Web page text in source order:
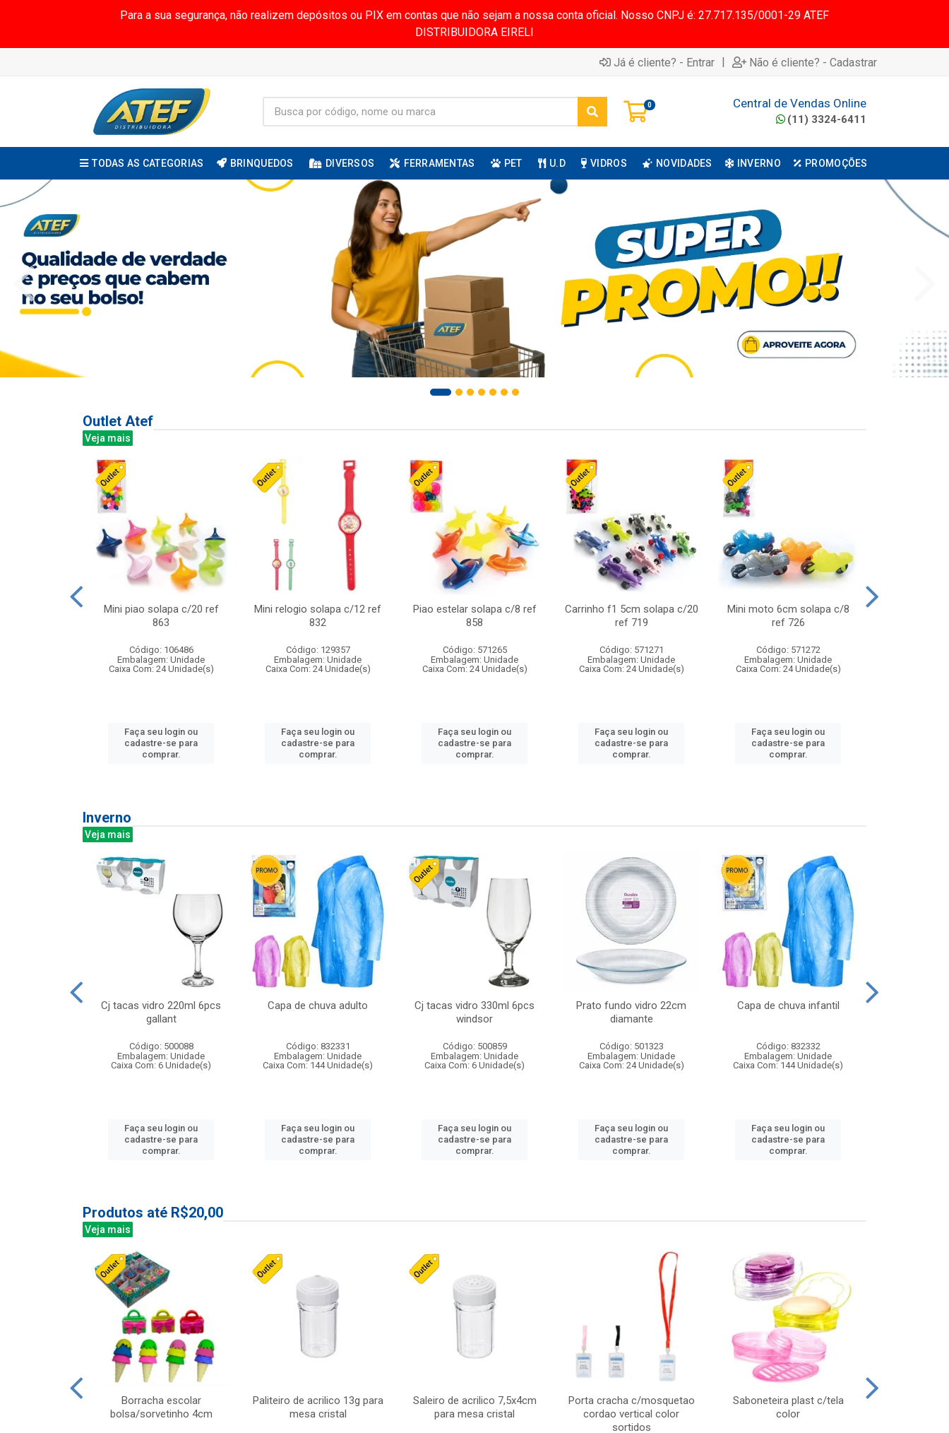
Para a sua segurança, não realizem depósitos ou PIX em contas que não sejam a nossa conta oficial. Nosso CNPJ é: 27.717.135/0001-29 ATEF
DISTRIBUIDORA EIRELI
Já é cliente? - Entrar | Não é cliente? - Cadastrar
0 Central de Vendas Online
(11) 3324-6411
TODAS AS CATEGORIAS BRINQUEDOS DIVERSOS FERRAMENTAS PET U.D VIDROS NOVIDADES INVERNO PROMOÇÕES
Outlet Atef
Veja mais
Mini piao solapa c/20 ref
863
Código: 106486
Embalagem: Unidade
Caixa Com: 24 Unidade(s)
Faça seu login ou
cadastre-se para
comprar.
Mini relogio solapa c/12 ref
832
Código: 129357
Embalagem: Unidade
Caixa Com: 24 Unidade(s)
Faça seu login ou
cadastre-se para
comprar.
Piao estelar solapa c/8 ref
858
Código: 571265
Embalagem: Unidade
Caixa Com: 24 Unidade(s)
Faça seu login ou
cadastre-se para
comprar.
Carrinho f1 5cm solapa c/20
ref 719
Código: 571271
Embalagem: Unidade
Caixa Com: 24 Unidade(s)
Faça seu login ou
cadastre-se para
comprar.
Mini moto 6cm solapa c/8
ref 726
Código: 571272
Embalagem: Unidade
Caixa Com: 24 Unidade(s)
Faça seu login ou
cadastre-se para
comprar.
Inverno
Veja mais
Cj tacas vidro 220ml 6pcs
gallant
Código: 500088
Embalagem: Unidade
Caixa Com: 6 Unidade(s)
Faça seu login ou
cadastre-se para
comprar.
Capa de chuva adulto
Código: 832331
Embalagem: Unidade
Caixa Com: 144 Unidade(s)
Faça seu login ou
cadastre-se para
comprar.
Cj tacas vidro 330ml 6pcs
windsor
Código: 500859
Embalagem: Unidade
Caixa Com: 6 Unidade(s)
Faça seu login ou
cadastre-se para
comprar.
Prato fundo vidro 22cm
diamante
Código: 501323
Embalagem: Unidade
Caixa Com: 24 Unidade(s)
Faça seu login ou
cadastre-se para
comprar.
Capa de chuva infantil
Código: 832332
Embalagem: Unidade
Caixa Com: 144 Unidade(s)
Faça seu login ou
cadastre-se para
comprar.
Produtos até R$20,00
Veja mais
Borracha escolar
bolsa/sorvetinho 4cm
Paliteiro de acrilico 13g para
mesa cristal
Saleiro de acrilico 7,5x4cm
para mesa cristal
Porta cracha c/mosquetao
cordao vertical color
sortidos
Saboneteira plast c/tela
color